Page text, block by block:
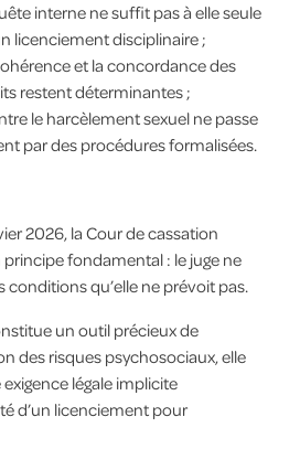
interne ne suffit pas à elle seule
licenciement disciplinaire ;
et la concordance des
restent déterminantes ;
le harcèlement sexuel ne passe
par des procédures formalisées.
2026, la Cour de cassation
fondamental : le juge ne
conditions qu’elle ne prévoit pas.
un outil précieux de
des risques psychosociaux, elle
légale implicite
d’un licenciement pour